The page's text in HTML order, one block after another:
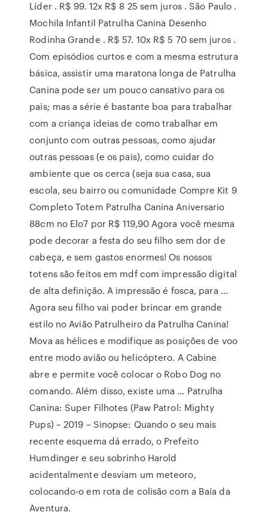
Líder . R$ 99. 12x R$ 8 25 sem juros . São Paulo .
Mochila Infantil Patrulha Canina Desenho
Rodinha Grande . R$ 57. 10x R$ 5 70 sem juros .
Com episódios curtos e com a mesma estrutura
básica, assistir uma maratona longa de Patrulha
Canina pode ser um pouco cansativo para os
pais; mas a série é bastante boa para trabalhar
com a criança ideias de como trabalhar em
conjunto com outras pessoas, como ajudar
outras pessoas (e os pais), como cuidar do
ambiente que os cerca (seja sua casa, sua
escola, seu bairro ou comunidade Compre Kit 9
Completo Totem Patrulha Canina Aniversario
88cm no Elo7 por R$ 119,90 Agora você mesma
pode decorar a festa do seu filho sem dor de
cabeça, e sem gastos enormes! Os nossos
totens são feitos em mdf com impressão digital
de alta definição. A impressão é fosca, para …
Agora seu filho vai poder brincar em grande
estilo no Avião Patrulheiro da Patrulha Canina!
Mova as hélices e modifique as posições de voo
entre modo avião ou helicóptero. A Cabine
abre e permite você colocar o Robo Dog no
comando. Além disso, existe uma … Patrulha
Canina: Super Filhotes (Paw Patrol: Mighty
Pups) – 2019 – Sinopse: Quando o seu mais
recente esquema dá errado, o Prefeito
Humdinger e seu sobrinho Harold
acidentalmente desviam um meteoro,
colocando-o em rota de colisão com a Baía da
Aventura.